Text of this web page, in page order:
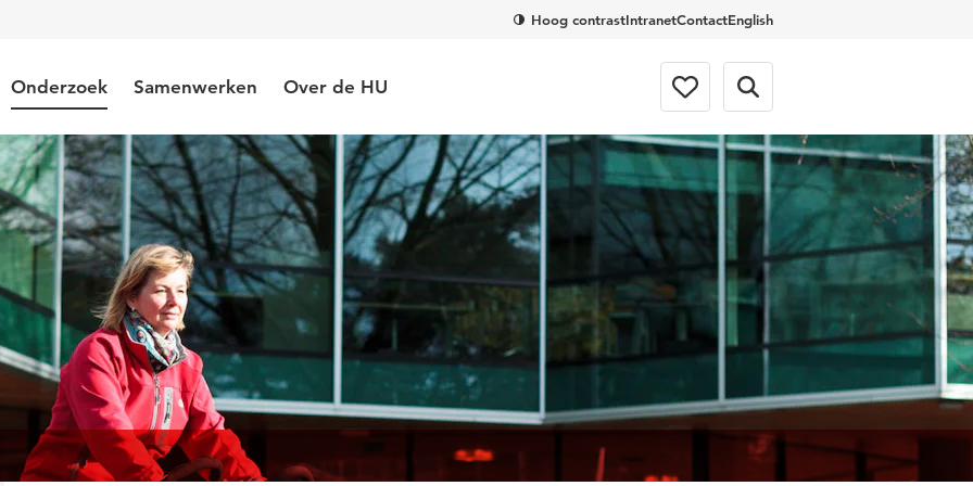
Hoog contrastIntranetContactEnglish
Onderzoek Samenwerken Over de HU